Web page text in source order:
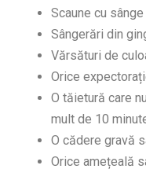
Scaune cu
Sângerări din
Vărsături de
Orice
O tăietură care
mult de 10
O cădere gravă
Orice amețeală